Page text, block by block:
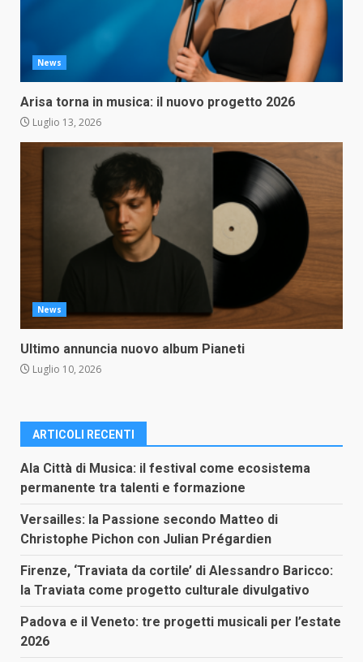
News
Arisa torna in musica: il nuovo progetto 2026
Luglio 13, 2026
News
Ultimo annuncia nuovo album Pianeti
Luglio 10, 2026
ARTICOLI RECENTI
Ala Città di Musica: il festival come ecosistema
permanente tra talenti e formazione
Versailles: la Passione secondo Matteo di
Christophe Pichon con Julian Prégardien
Firenze, ‘Traviata da cortile’ di Alessandro Baricco:
la Traviata come progetto culturale divulgativo
Padova e il Veneto: tre progetti musicali per l’estate
2026